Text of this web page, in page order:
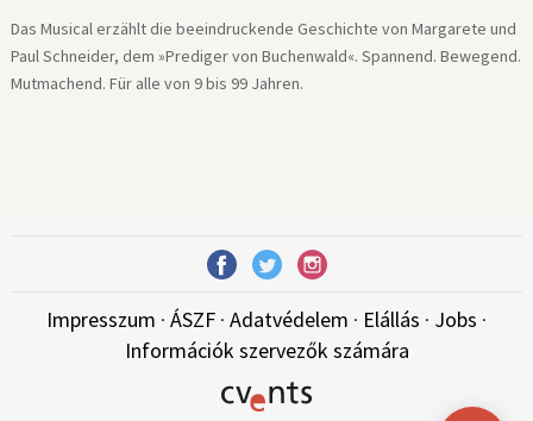
Das Musical erzählt die beeindruckende Geschichte von Margarete und
Paul Schneider, dem »Prediger von Buchenwald«. Spannend. Bewegend.
Mutmachend. Für alle von 9 bis 99 Jahren.
Impresszum · ÁSZF · Adatvédelem · Elállás · Jobs ·
Információk szervezők számára